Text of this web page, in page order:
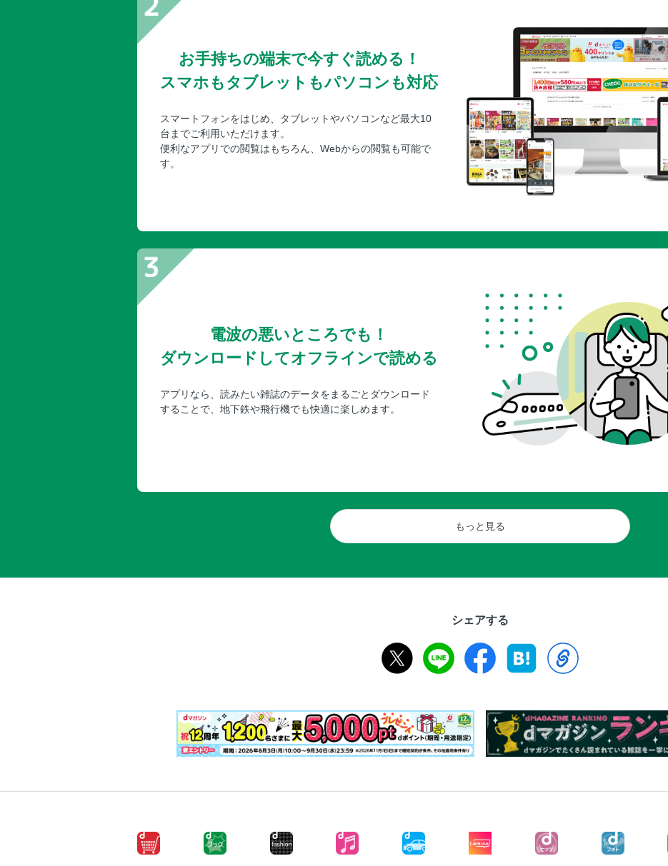
お手持ちの端末で今すぐ読める！
スマホもタブレットもパソコンも対応
スマートフォンをはじめ、タブレットやパソコンなど最大10
台までご利用いただけます。
便利なアプリでの閲覧はもちろん、Webからの閲覧も可能で
す。
電波の悪いところでも！
ダウンロードしてオフラインで読める
アプリなら、読みたい雑誌のデータをまるごとダウンロード
することで、地下鉄や飛行機でも快適に楽しめます。
もっと見る
シェアする